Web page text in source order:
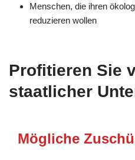
Menschen, die ihren
reduzieren wollen
Profitieren Sie
staatlicher
Mögliche